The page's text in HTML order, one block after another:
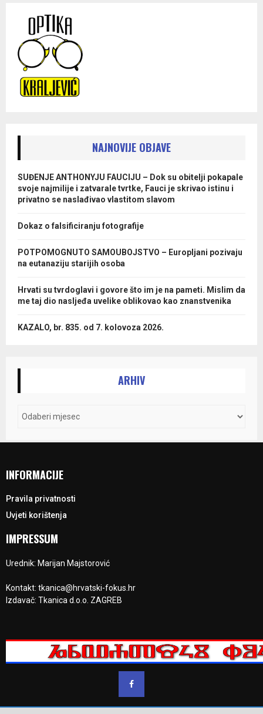
NAJNOVIJE OBJAVE
SUĐENJE ANTHONYJU FAUCIJU – Dok su obitelji pokapale
svoje najmilije i zatvarale tvrtke, Fauci je skrivao istinu i
privatno se naslađivao vlastitom slavom
Dokaz o falsificiranju fotografije
POTPOMOGNUTO SAMOUBOJSTVO – Europljani pozivaju
na eutanaziju starijih osoba
Hrvati su tvrdoglavi i govore što im je na pameti. Mislim da
me taj dio nasljeđa uvelike oblikovao kao znanstvenika
KAZALO, br. 835. od 7. kolovoza 2026.
ARHIV
INFORMACIJE
Pravila privatnosti
Uvjeti korištenja
IMPRESSUM
Urednik: Marijan Majstorović
Kontakt: tkanica@hrvatski-fokus.hr
Izdavač: Tkanica d.o.o. ZAGREB